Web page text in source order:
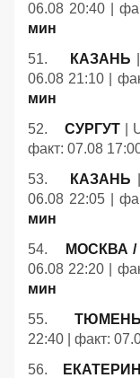
06.08 20:40 |
мин
51.
КАЗАНЬ
06.08 21:10 |
мин
52.СУРГУТ |
факт: 07.08
53.
КАЗАНЬ
06.08 22:05 |
мин
54.
МОСКВА
06.08 22:20 |
мин
55.ТЮМЕНЬ
22:40 | факт:
56.